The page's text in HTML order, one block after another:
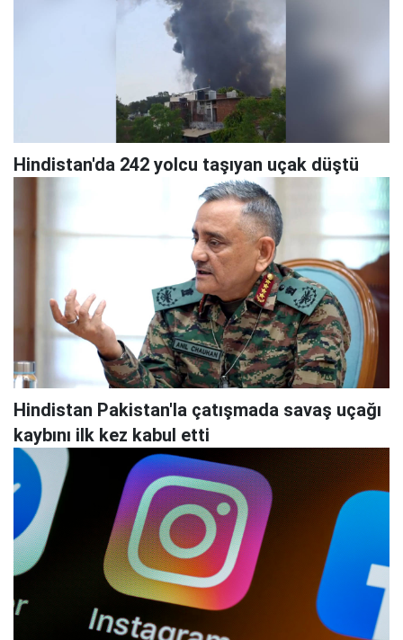
Hindistan'da 242 yolcu taşıyan uçak düştü
Hindistan Pakistan'la çatışmada savaş uçağı
kaybını ilk kez kabul etti